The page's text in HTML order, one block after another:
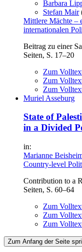
Barbara
Stefan Mair
Mittlere Mächte –
internationalen
Beitrag zu einer
Seiten, S. 17–20
Zum
Zum
Zum
Muriel Asseburg
State of
in a Divided
in:
Marianne
Country-level
Contribution to a
Seiten, S. 60–64
Zum
Zum
Zum
Zum Anfang der Seite